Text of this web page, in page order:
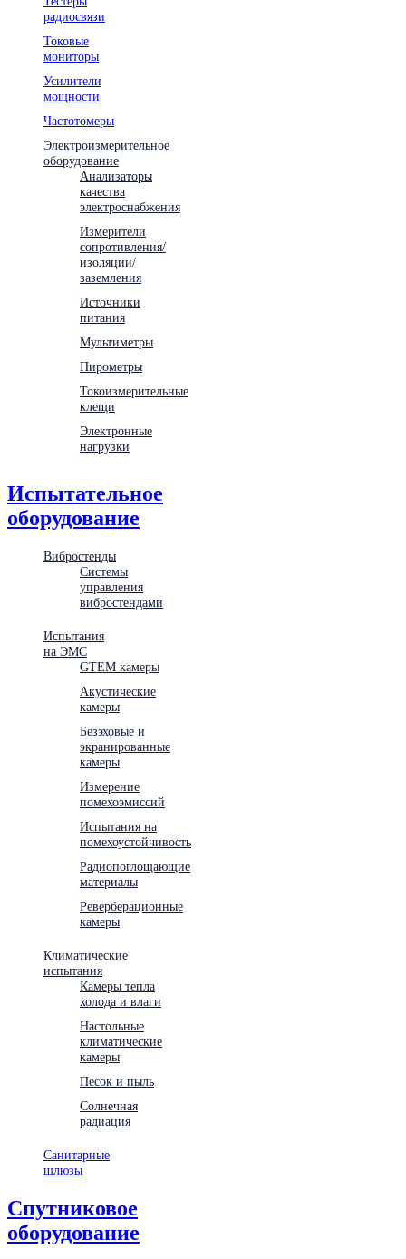
радиосвязи
Токовые
мониторы
Усилители
мощности
Частотомеры
Электроизмерительное
оборудование
Анализаторы
качества
электроснабжения
Измерители
сопротивления/
изоляции/
заземления
Источники
питания
Мультиметры
Пирометры
Токоизмерительные
клещи
Электронные
нагрузки
Испытательное
оборудование
Вибростенды
Системы
управления
вибростендами
Испытания
на ЭМС
GTEM камеры
Акустические
камеры
Безэховые и
экранированные
камеры
Измерение
помехоэмиссий
Испытания на
помехоустойчивость
Радиопоглощающие
материалы
Реверберационные
камеры
Климатические
испытания
Камеры тепла
холода и влаги
Настольные
климатические
камеры
Песок и пыль
Солнечная
радиация
Санитарные
шлюзы
Спутниковое
оборудование